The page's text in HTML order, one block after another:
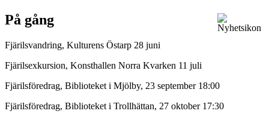
På gång
Fjärilsvandring, Kulturens Östarp 28 juni
Fjärilsexkursion, Konsthallen Norra Kvarken 11 juli
Fjärilsföredrag, Biblioteket i Mjölby, 23 september 18:00
Fjärilsföredrag, Biblioteket i Trollhättan, 27 oktober 17:30